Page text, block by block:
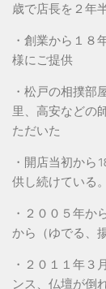
歳で店長を２年
・創業から１８
様にご提供
・松戸の相撲部
里、高安などの
ただいた
・開店当初から
供し続けている
・２００５年か
から（ゆでる、
・２０１１年３
ンス、仏壇が倒